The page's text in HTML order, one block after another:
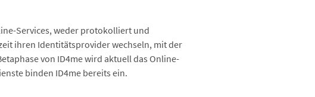
Services, weder protokolliert und
ihren Identitätsprovider wechseln, mit der
von ID4me wird aktuell das Online-
binden ID4me bereits ein.